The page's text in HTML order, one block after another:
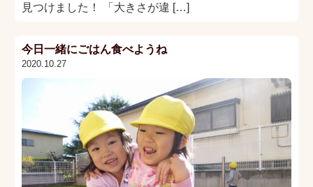
見つけました！ 「大きさが違 […]
今日一緒にごはん食べようね
2020.10.27